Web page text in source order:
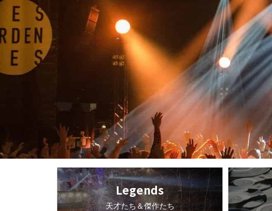
Legends
天才たち＆傑作たち